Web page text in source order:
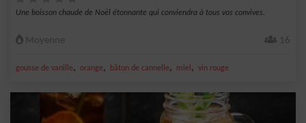
Une boisson chaude de Noël étonnante qui conviendra à tous vos convives.
Moyenne 16
gousse de vanille, orange, bâton de cannelle, miel , vin rouge